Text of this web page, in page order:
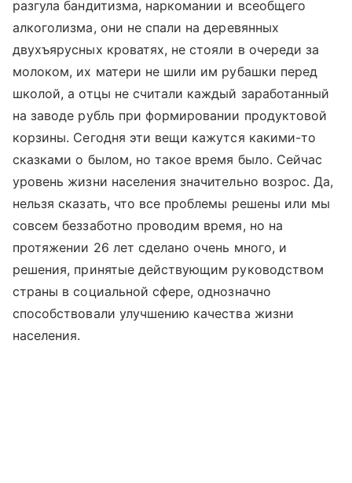
разгула бандитизма, наркомании и всеобщего
алкоголизма, они не спали на деревянных
двухъярусных кроватях, не стояли в очереди за
молоком, их матери не шили им рубашки перед
школой, а отцы не считали каждый заработанный
на заводе рубль при формировании продуктовой
корзины. Сегодня эти вещи кажутся какими-то
сказками о былом, но такое время было. Сейчас
уровень жизни населения значительно возрос. Да,
нельзя сказать, что все проблемы решены или мы
совсем беззаботно проводим время, но на
протяжении 26 лет сделано очень много, и
решения, принятые действующим руководством
страны в социальной сфере, однозначно
способствовали улучшению качества жизни
населения.